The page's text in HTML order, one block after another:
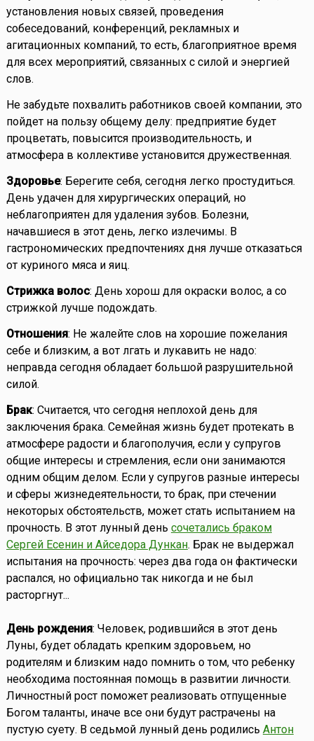
установления новых связей, проведения
собеседований, конференций, рекламных и
агитационных компаний, то есть, благоприятное время
для всех мероприятий, связанных с силой и энергией
слов.
Не забудьте похвалить работников своей компании, это
пойдет на пользу общему делу: предприятие будет
процветать, повысится производительность, и
атмосфера в коллективе установится дружественная.
Здоровье: Берегите себя, сегодня легко простудиться.
День удачен для хирургических операций, но
неблагоприятен для удаления зубов. Болезни,
начавшиеся в этот день, легко излечимы. В
гастрономических предпочтениях дня лучше отказаться
от куриного мяса и яиц.
Стрижка волос: День хорош для окраски волос, а со
стрижкой лучше подождать.
Отношения: Не жалейте слов на хорошие пожелания
себе и близким, а вот лгать и лукавить не надо:
неправда сегодня обладает большой разрушительной
силой.
Брак: Считается, что сегодня неплохой день для
заключения брака. Семейная жизнь будет протекать в
атмосфере радости и благополучия, если у супругов
общие интересы и стремления, если они занимаются
одним общим делом. Если у супругов разные интересы
и сферы жизнедеятельности, то брак, при стечении
некоторых обстоятельств, может стать испытанием на
прочность. В этот лунный день сочетались браком
Сергей Есенин и Айседора Дункан. Брак не выдержал
испытания на прочность: через два года он фактически
распался, но официально так никогда и не был
расторгнут...
День рождения: Человек, родившийся в этот день
Луны, будет обладать крепким здоровьем, но
родителям и близким надо помнить о том, что ребенку
необходима постоянная помощь в развитии личности.
Личностный рост поможет реализовать отпущенные
Богом таланты, иначе все они будут растрачены на
пустую суету. В седьмой лунный день родились Антон